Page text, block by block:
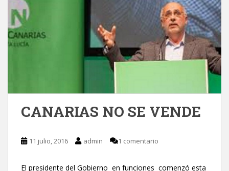
CANARIAS NO SE VENDE
11 julio, 2016 admin 1 comentario
El presidente del Gobierno en funciones comenzó esta